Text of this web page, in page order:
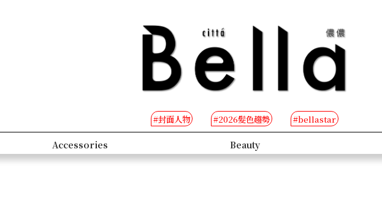
#封面人物 #2026髮色趨勢 #bellastar
Accessories Beauty